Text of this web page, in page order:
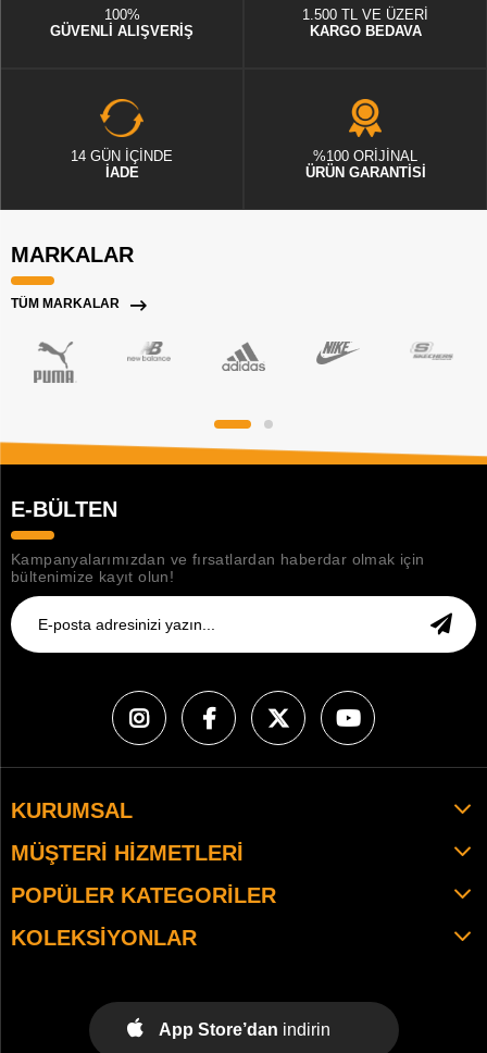
100%
GÜVENLİ ALIŞVERİŞ
1.500 TL VE ÜZERİ
KARGO BEDAVA
14 GÜN İÇİNDE
İADE
%100 ORİJİNAL
ÜRÜN GARANTİSİ
MARKALAR
TÜM MARKALAR
E-BÜLTEN
Kampanyalarımızdan ve fırsatlardan haberdar olmak için
bültenimize kayıt olun!
KURUMSAL
MÜŞTERI HIZMETLERI
POPÜLER KATEGORILER
KOLEKSIYONLAR
App Store’dan indirin